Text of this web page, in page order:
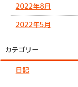
2022年8月
2022年5月
カテゴリー
日記